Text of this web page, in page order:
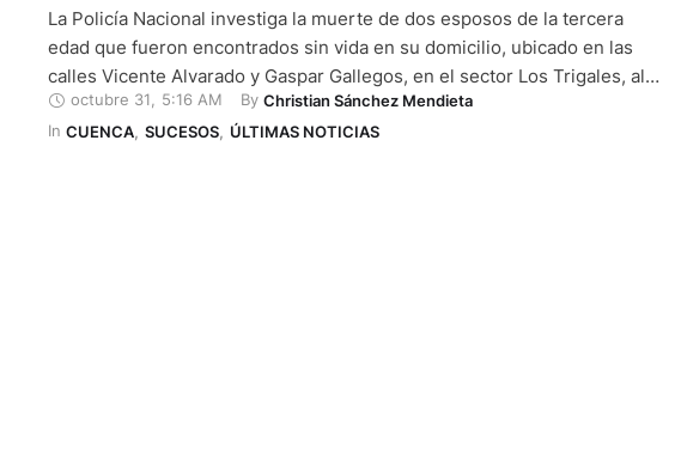
La Policía Nacional investiga la muerte de dos esposos de la tercera
edad que fueron encontrados sin vida en su domicilio, ubicado en las
calles Vicente Alvarado y Gaspar Gallegos, en el sector Los Trigales, al
norte de Cuenca. Los cadáveres fueron hallados la noche del miércoles
29 de octubre y, posteriormente, trasladados al Centro …
octubre 31 5:16 AM By Christian Sánchez Mendieta
In CUENCA, SUCESOS, ÚLTIMAS NOTICIAS